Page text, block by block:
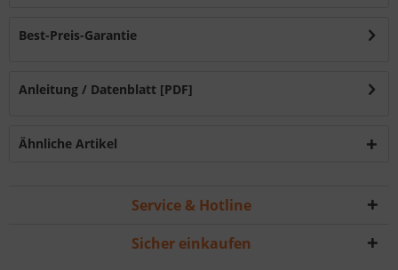
Best-Preis-Garantie
Anleitung / Datenblatt [PDF]
Ähnliche Artikel
Service & Hotline
Sicher einkaufen